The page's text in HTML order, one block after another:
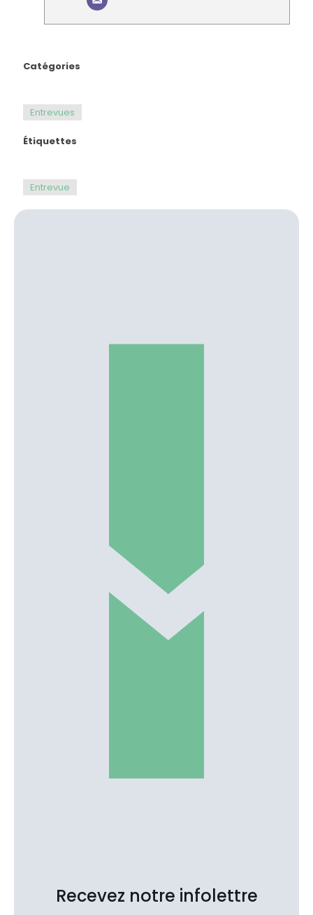
Catégories
Entrevues
Étiquettes
Entrevue
Recevez notre infolettre